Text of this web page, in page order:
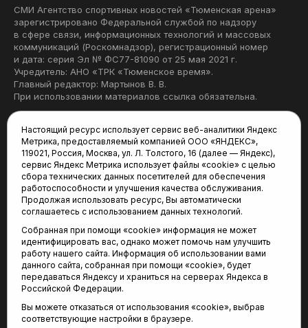
СМИ Агентство спортивных новостей «Тюменская арена»
зарегистрировано Федеральной службой по надзору
в сфере связи, информационных технологий и массовых
коммуникаций (Роскомнадзор), регистрационный номер
и дата: серия Эл № ФС77-81090 от 25 мая 2021 г.
Учредитель: АНО «ТРК «Тюменское время».
Главный редактор: Мартынов В. В.
При использовании материалов ссылка обязательна.
Редакция:
625035, Тюмень, пр. Геологоразведчиков, 28А
(3452) 68-22-28
tum-arena@mail.ru
Отдел продаж:
(3452) 68-89-78
kotovaev@sibinformburo.ru
Настоящий ресурс использует сервис веб-аналитики Яндекс
Метрика, предоставляемый компанией ООО «ЯНДЕКС»,
119021, Россия, Москва, ул. Л. Толстого, 16 (далее — Яндекс),
сервис Яндекс Метрика использует файлы «cookie» с целью
сбора технических данных посетителей для обеспечения
работоспособности и улучшения качества обслуживания.
Продолжая использовать ресурс, Вы автоматически
соглашаетесь с использованием данных технологий.
Собранная при помощи «cookie» информация не может
идентифицировать вас, однако может помочь нам улучшить
работу нашего сайта. Информация об использовании вами
данного сайта, собранная при помощи «cookie», будет
передаваться Яндексу и храниться на серверах Яндекса в
Российской Федерации.
Вы можете отказаться от использования «cookie», выбрав
соответствующие настройки в браузере.